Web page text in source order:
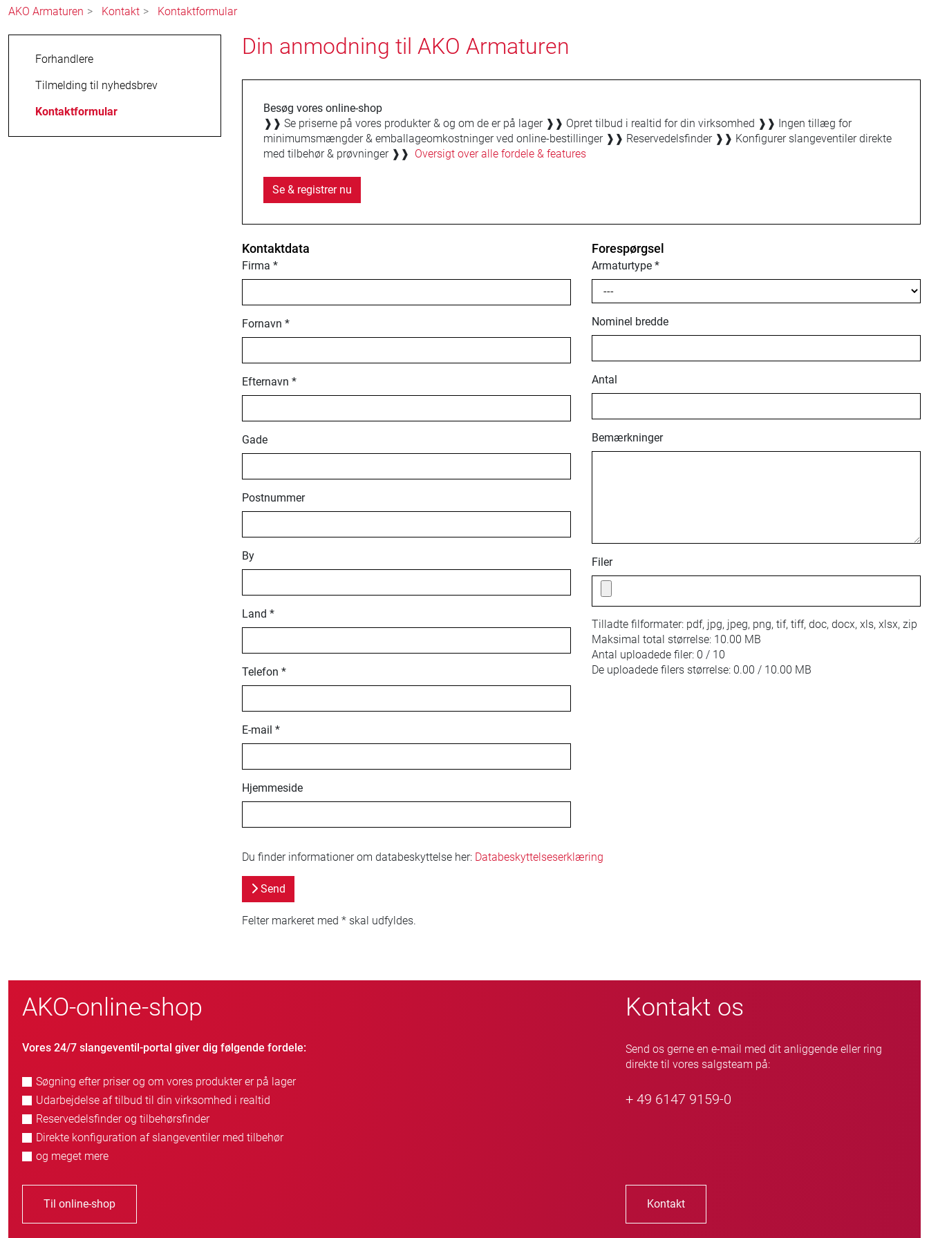
AKO Armaturen Kontakt Kontaktformular
Forhandlere
Tilmelding til nyhedsbrev
Kontaktformular
Din anmodning til AKO Armaturen
Besøg vores online-shop
❱❱ Se priserne på vores produkter & og om de er på lager ❱❱ Opret tilbud i realtid for din virksomhed ❱❱ Ingen tillæg for
minimumsmængder & emballageomkostninger ved online-bestillinger ❱❱ Reservedelsfinder ❱❱ Konfigurer slangeventiler direkte
med tilbehør & prøvninger ❱❱ Oversigt over alle fordele & features
Se & registrer nu
Kontaktdata
Firma *
Fornavn *
Efternavn *
Gade
Postnummer
By
Land *
Telefon *
E-mail *
Hjemmeside
Forespørgsel
Armaturtype*
Nominel bredde
Antal
Bemærkninger
Filer
Tilladte filformater: pdf, jpg, jpeg, png, tif, tiff, doc, docx, xls, xlsx, zip
Maksimal total størrelse: 10.00 MB
Antal uploadede filer: 0 / 10
De uploadede filers størrelse: 0.00 / 10.00 MB
Du finder informationer om databeskyttelse her: Databeskyttelseserklæring
Send
Felter markeret med * skal udfyldes.
AKO-online-shop
Vores 24/7 slangeventil-portal giver dig følgende fordele:
Søgning efter priser og om vores produkter er på lager
Udarbejdelse af tilbud til din virksomhed i realtid
Reservedelsfinder og tilbehørsfinder
Direkte konfiguration af slangeventiler med tilbehør
og meget mere
Til online-shop
Kontakt os
Send os gerne en e-mail med dit anliggende eller ring
direkte til vores salgsteam på:
+ 49 6147 9159-0
Kontakt